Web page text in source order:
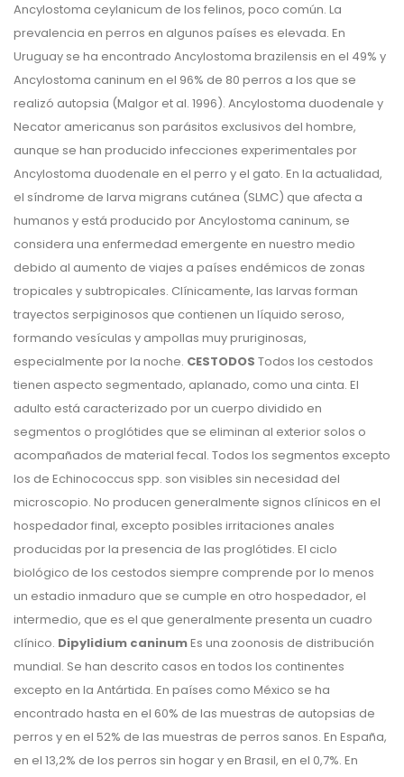
Ancylostoma ceylanicum de los felinos, poco común. La
prevalencia en perros en algunos países es elevada. En
Uruguay se ha encontrado Ancylostoma brazilensis en el 49% y
Ancylostoma caninum en el 96% de 80 perros a los que se
realizó autopsia (Malgor et al. 1996). Ancylostoma duodenale y
Necator americanus son parásitos exclusivos del hombre,
aunque se han producido infecciones experimentales por
Ancylostoma duodenale en el perro y el gato. En la actualidad,
el síndrome de larva migrans cutánea (SLMC) que afecta a
humanos y está producido por Ancylostoma caninum, se
considera una enfermedad emergente en nuestro medio
debido al aumento de viajes a países endémicos de zonas
tropicales y subtropicales. Clínicamente, las larvas forman
trayectos serpiginosos que contienen un líquido seroso,
formando vesículas y ampollas muy pruriginosas,
especialmente por la noche. CESTODOS Todos los cestodos
tienen aspecto segmentado, aplanado, como una cinta. El
adulto está caracterizado por un cuerpo dividido en
segmentos o proglótides que se eliminan al exterior solos o
acompañados de material fecal. Todos los segmentos excepto
los de Echinococcus spp. son visibles sin necesidad del
microscopio. No producen generalmente signos clínicos en el
hospedador final, excepto posibles irritaciones anales
producidas por la presencia de las proglótides. El ciclo
biológico de los cestodos siempre comprende por lo menos
un estadio inmaduro que se cumple en otro hospedador, el
intermedio, que es el que generalmente presenta un cuadro
clínico. Dipylidium caninumEs una zoonosis de distribución
mundial. Se han descrito casos en todos los continentes
excepto en la Antártida. En países como México se ha
encontrado hasta en el 60% de las muestras de autopsias de
perros y en el 52% de las muestras de perros sanos. En España,
en el 13,2% de los perros sin hogar y en Brasil, en el 0,7%. En